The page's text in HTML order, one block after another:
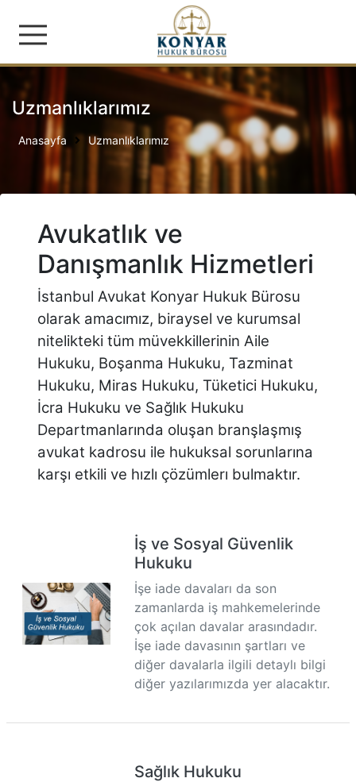
Konyar Hukuk Bürosu |
Uzmanlıklarımız
Anasayfa Uzmanlıklarımız
Avukatlık ve
Danışmanlık Hizmetleri
İstanbul Avukat Konyar Hukuk Bürosu
olarak amacımız, biraysel ve kurumsal
nitelikteki tüm müvekkillerinin Aile
Hukuku, Boşanma Hukuku, Tazminat
Hukuku, Miras Hukuku, Tüketici Hukuku,
İcra Hukuku ve Sağlık Hukuku
Departmanlarında oluşan branşlaşmış
avukat kadrosu ile hukuksal sorunlarına
karşı etkili ve hızlı çözümlerı bulmaktır.
İş ve Sosyal Güvenlik
Hukuku
İşe iade davaları da son
zamanlarda iş mahkemelerinde
çok açılan davalar arasındadır.
İşe iade davasının şartları ve
diğer davalarla ilgili detaylı bilgi
diğer yazılarımızda yer alacaktır.
Sağlık Hukuku